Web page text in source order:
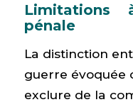
Limitations
pénale
La distinction
guerre évoquée
exclure de la